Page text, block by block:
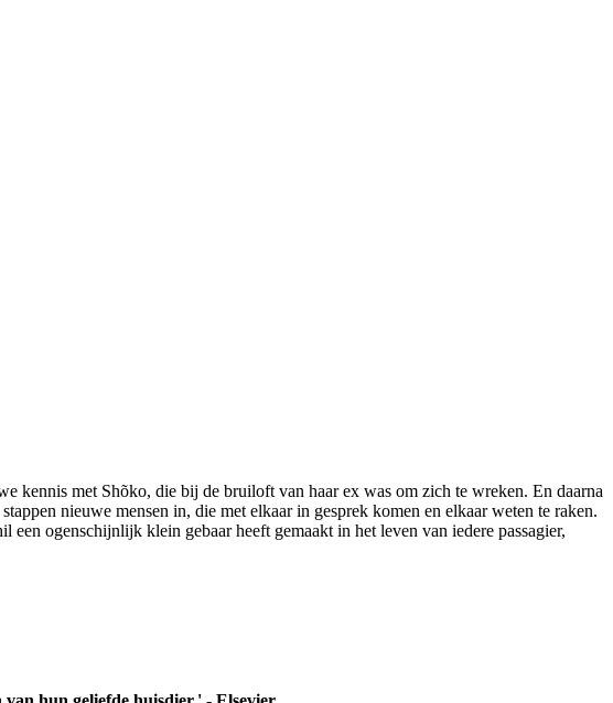
kennis met Shõko, die bij de bruiloft van haar ex was om zich te wreken. En daarna
nieuwe mensen in, die met elkaar in gesprek komen en elkaar weten te raken.
ogenschijnlijk klein gebaar heeft gemaakt in het leven van iedere passagier,